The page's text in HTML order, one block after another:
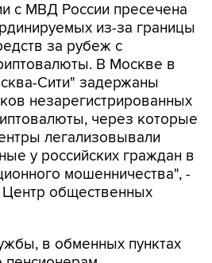
с МВД России пресечена
из-за границы
за рубеж с
В Москве в
Сити" задержаны
незарегистрированных
через которые
легализовывали
у российских граждан в
мошенничества", -
Центр общественных
в обменных пунктах